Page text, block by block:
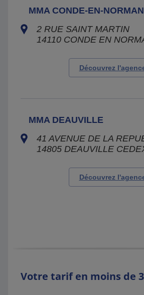
MMA CONDE-EN-
2 RUE SAINT MARTIN
14110 CONDE EN
Découvrez
MMA DEAUVILLE
41 AVENUE DE LA
14805 DEAUVILLE
Découvrez
Votre tarif en moins de